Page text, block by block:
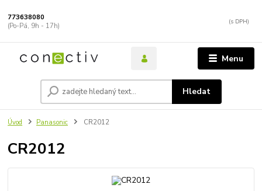
Menu
Hledat
773638080
(Po-Pá, 9h - 17h)
Úvod Panasonic CR2012
CR2012